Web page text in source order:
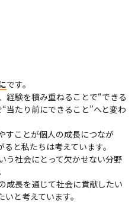
です。
経験を積み重ねることで“できる
当たり前にできること”へと変わ
すことが個人の成長につなが
と私たちは考えています。
う社会にとって欠かせない分野
成長を通じて社会に貢献したい
と考えています。